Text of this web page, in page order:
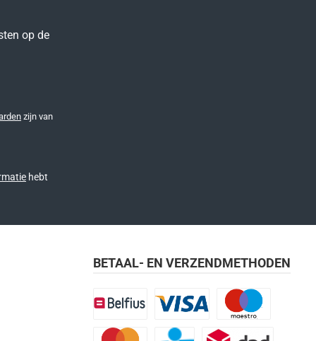
op de
zijn van
hebt
BETAAL- EN VERZENDMETHODEN
Belfius Visa Maestro